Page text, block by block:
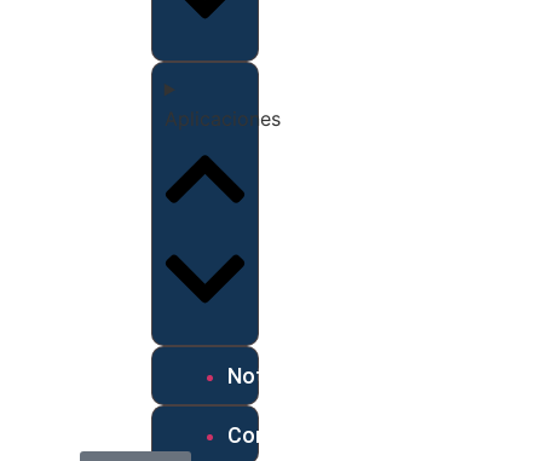
Aplicaciones
Noticias
Contáctanos